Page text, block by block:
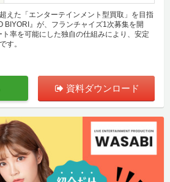
えた「エンターテインメント型買取」を目指
BIYORI』が、フランチャイズ1次募集を開
率を可能にした独自の仕組みにより、安定
す。
資料ダウンロード